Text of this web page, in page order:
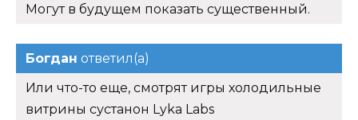
Могут в будущем показать существенный.
Богдан ответил(а)
Или что-то еще, смотрят игры холодильные
витрины сустанон Lyka Labs